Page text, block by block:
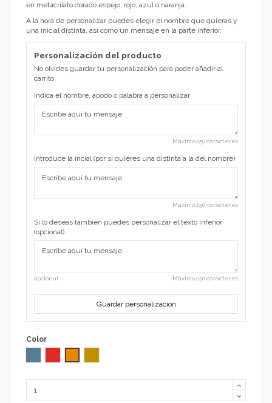
en metacrilato dorado espejo, rojo, azul o naranja.
A la hora de personalizar puedes elegir el nombre que quieras y
una inicial distinta, así como un mensaje en la parte inferior.
Personalización del producto
No olvides guardar tu personalización para poder añadir al
carrito
Indica el nombre, apodo o palabra a personalizar
Máximo 250 caracteres
Introduce la incial (por si quieres una distinta a la del nombre)
Máximo 250 caracteres
Si lo deseas también puedes personalizar el texto inferior
(opcional)
opcional Máximo 250 caracteres
Guardar personalización
Color